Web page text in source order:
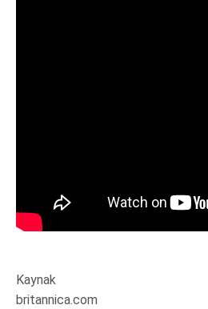
Kaynak
britannica.com